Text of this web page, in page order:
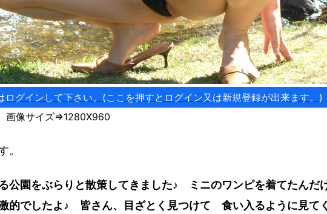
ログインして下さい。(ここを押すとログイン又は新規登録が出来ます。)
像サイズ⇒1280X960
。
公園をぶらりと散策してきました♪ ミニのワンピを着てたんだ
的でしたよ♪ 皆さん、目ざとく見つけて 食い入るように見て